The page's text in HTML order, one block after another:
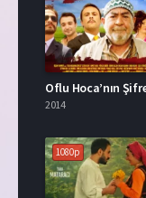
Oflu Hoca’nın
2014
1080p